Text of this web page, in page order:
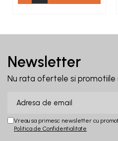
Newsletter
Nu rata ofertele si promotiile
Vreau sa primesc newsletter cu
Politica de Confidentialitate